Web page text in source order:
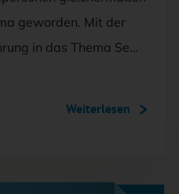
geworden. Mit der
in das Thema Se…
Weiterlesen